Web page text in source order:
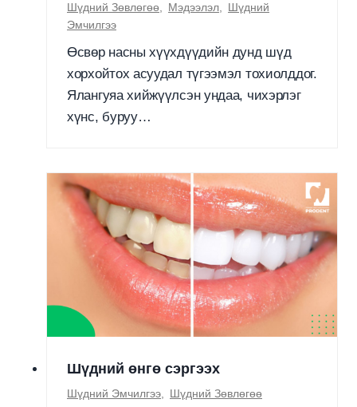
Шүдний Зөвлөгөө Мэдээлэл
Шүдний
Эмчилгээ
Өсвөр насны хүүхдүүдийн дунд шүд
хорхойтох асуудал түгээмэл тохиолддог.
Ялангуяа хийжүүлсэн ундаа, чихэрлэг
хүнс, буруу…
Шүдний өнгө сэргээх
Шүдний Эмчилгээ Шүдний Зөвлөгөө